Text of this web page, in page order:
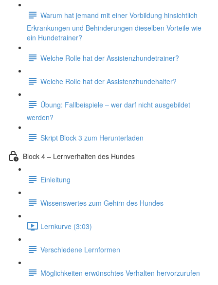
Warum hat jemand mit einer Vorbildung hinsichtlich
Erkrankungen und Behinderungen dieselben Vorteile wie
ein Hundetrainer?
Welche Rolle hat der Assistenzhundetrainer?
Welche Rolle hat der Assistenzhundehalter?
Übung: Fallbeispiele – wer darf nicht ausgebildet
werden?
Skript Block 3 zum Herunterladen
Block 4 – Lernverhalten des Hundes
Einleitung
Wissenswertes zum Gehirn des Hundes
Lernkurve (3:03)
Verschiedene Lernformen
Möglichkeiten erwünschtes Verhalten hervorzurufen